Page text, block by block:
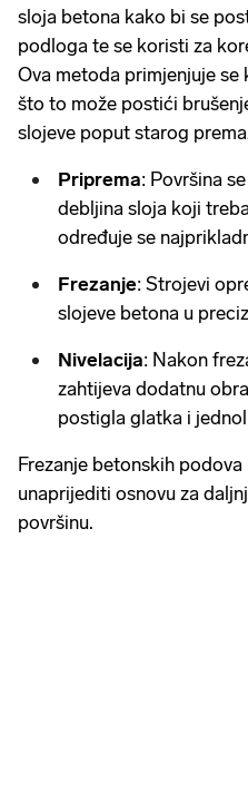
sloja betona kako bi se
podloga te se koristi za
Ova metoda primjenjuje
što to može postići
slojeve poput starog
Priprema: Površina
debljina sloja koji
određuje se
Frezanje: Strojevi
slojeve betona u
Nivelacija: Nakon
zahtijeva dodatnu
postigla glatka i
Frezanje betonskih
unaprijediti osnovu za
površinu.